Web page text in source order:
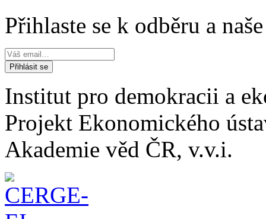
Přihlaste se k odběru a
Institut pro demokracii a
Projekt Ekonomického
Akademie věd ČR, v.v.i.